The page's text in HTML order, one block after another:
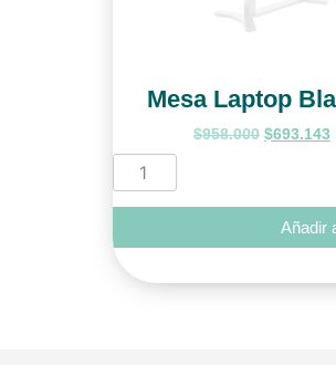
Mesa Laptop
$958.000 $693.143
Añadir